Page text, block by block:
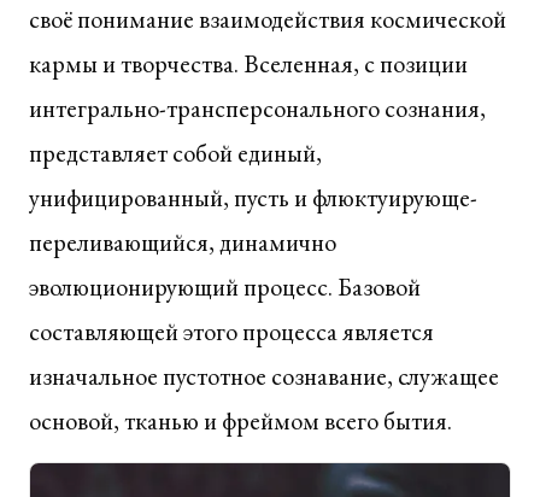
своё понимание взаимодействия космической
кармы и творчества. Вселенная, с позиции
интегрально-трансперсонального сознания,
представляет собой единый,
унифицированный, пусть и флюктуирующе-
переливающийся, динамично
эволюционирующий процесс. Базовой
составляющей этого процесса является
изначальное пустотное сознавание, служащее
основой, тканью и фреймом всего бытия.